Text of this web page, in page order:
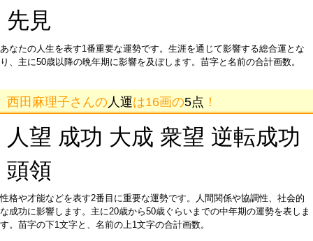
先見
あなたの人生を表す1番重要な運勢です。生涯を通じて影響する総合運とな
り、主に50歳以降の晩年期に影響を及ぼします。苗字と名前の合計画数。
西田麻理子さんの 人運は16画の5点 ！
人望 成功 大成 衆望 逆転成功
頭領
性格や才能などを表す2番目に重要な運勢です。人間関係や協調性、社会的
な成功に影響します。主に20歳から50歳ぐらいまでの中年期の運勢を表しま
す。苗字の下1文字と、名前の上1文字の合計画数。